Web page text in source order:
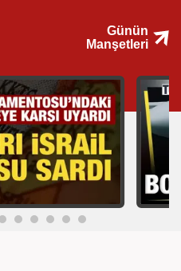
Günün
Manşetleri